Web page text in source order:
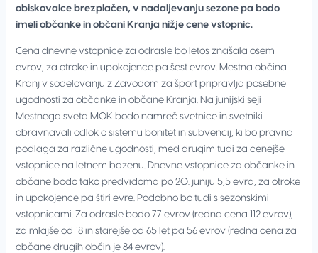
obiskovalce brezplačen, v nadaljevanju sezone pa bodo
imeli občanke in občani Kranja nižje cene vstopnic.
Cena dnevne vstopnice za odrasle bo letos znašala osem
evrov, za otroke in upokojence pa šest evrov. Mestna občina
Kranj v sodelovanju z Zavodom za šport pripravlja posebne
ugodnosti za občanke in občane Kranja. Na junijski seji
Mestnega sveta MOK bodo namreč svetnice in svetniki
obravnavali odlok o sistemu bonitet in subvencij, ki bo pravna
podlaga za različne ugodnosti, med drugim tudi za cenejše
vstopnice na letnem bazenu. Dnevne vstopnice za občanke in
občane bodo tako predvidoma po 20. juniju 5,5 evra, za otroke
in upokojence pa štiri evre. Podobno bo tudi s sezonskimi
vstopnicami. Za odrasle bodo 77 evrov (redna cena 112 evrov),
za mlajše od 18 in starejše od 65 let pa 56 evrov (redna cena za
občane drugih občin je 84 evrov).